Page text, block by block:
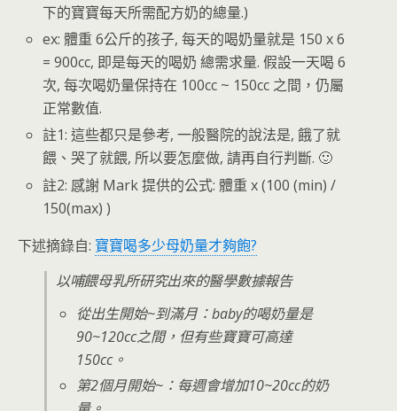
下的寶寶每天所需配方奶的總量.)
ex: 體重 6公斤的孩子, 每天的喝奶量就是 150 x 6
= 900cc, 即是每天的喝奶 總需求量. 假設一天喝 6
次, 每次喝奶量保持在 100cc ~ 150cc 之間，仍屬
正常數值.
註1: 這些都只是參考, 一般醫院的說法是, 餓了就
餵、哭了就餵, 所以要怎麼做, 請再自行判斷. 🙂
註2: 感謝 Mark 提供的公式: 體重 x (100 (min) /
150(max) )
下述摘錄自: 寶寶喝多少母奶量才夠飽?
以哺餵母乳所研究出來的醫學數據報告
從出生開始~到滿月：baby的喝奶量是
90~120cc之間，但有些寶寶可高達
150cc。
第2個月開始~：每週會增加10~20cc的奶